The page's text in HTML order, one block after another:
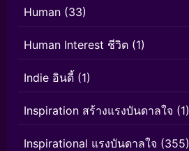
Human (33)
Human Interest ชีวิต (1)
Indie อินดี้ (1)
Inspiration สร้างแรงบันดาลใจ (1)
Inspirational แรงบันดาลใจ (355)